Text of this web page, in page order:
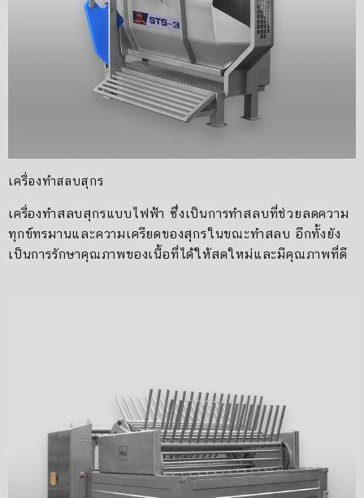
เครื่องทำสลบสุกร
เครื่องทำสลบสุกรแบบไฟฟ้า ซึ่งเป็นการทำสลบที่ช่วยลดความ
ทุกข์ทรมานและความเครียดของสุกรในขณะทำสลบ อีกทั้งยัง
เป็นการรักษาคุณภาพของเนื้อที่ได้ให้สดใหม่และมีคุณภาพที่ดี